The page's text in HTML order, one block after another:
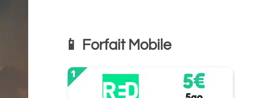
📱 Forfait Mobile